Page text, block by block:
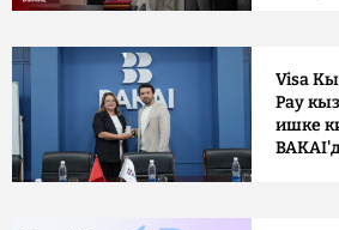
Visa
Pay
ишке